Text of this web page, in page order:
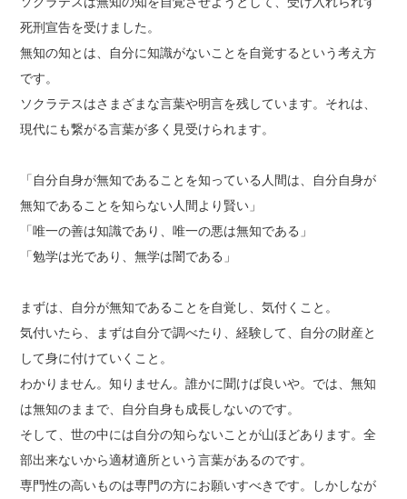
死刑宣告を受けました。
無知の知とは、自分に知識がないことを自覚するという考え方
です。
ソクラテスはさまざまな言葉や明言を残しています。それは、
現代にも繋がる言葉が多く見受けられます。
「自分自身が無知であることを知っている人間は、自分自身が
無知であることを知らない人間より賢い」
「唯一の善は知識であり、唯一の悪は無知である」
「勉学は光であり、無学は闇である」
まずは、自分が無知であることを自覚し、気付くこと。
気付いたら、まずは自分で調べたり、経験して、自分の財産と
して身に付けていくこと。
わかりません。知りません。誰かに聞けば良いや。では、無知
は無知のままで、自分自身も成長しないのです。
そして、世の中には自分の知らないことが山ほどあります。全
部出来ないから適材適所という言葉があるのです。
専門性の高いものは専門の方にお願いすべきです。しかしなが